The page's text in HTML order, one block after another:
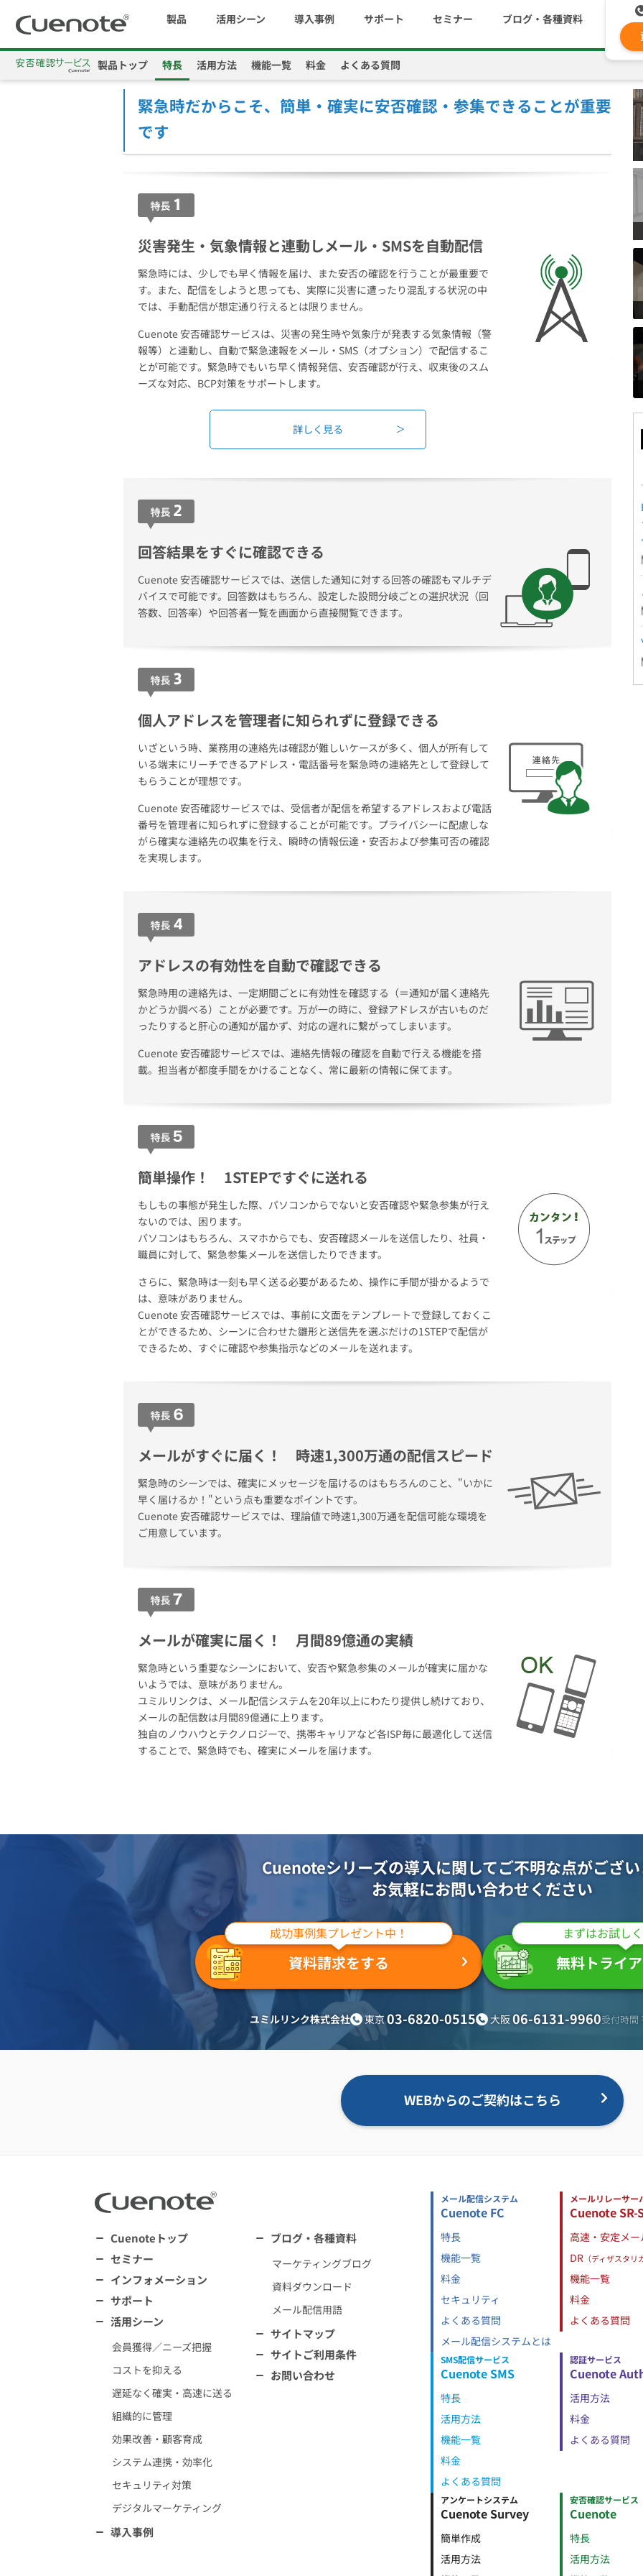
製品
SMS配信サービス
活用シーン
会員獲得／ニーズ把握 コストを抑える 遅延なく確実・高速に送る
効果改善・顧客育成
導入事例 サポート セミナー ブログ・各種資料
マーケティングブログ 資料ダウンロード
製品トップ
特長 活用方法 機能一覧 料金 よくある質問
Cuenote 安否確認サービス 特長
緊急時だからこそ、簡単・確実に安否確認・参集できることが重要
です
災害発生・気象情報と連動しメール・SMSを自動配信
緊急時には、少しでも早く情報を届け、また安否の確認を行うことが最重要で
す。また、配信をしようと思っても、実際に災害に遭ったり混乱する状況の中
では、手動配信が想定通り行えるとは限りません。
Cuenote 安否確認サービスは、災害の発生時や気象庁が発表する気象情報（警
報等）と連動し、自動で緊急速報をメール・SMS（オプション）で配信するこ
とが可能です。緊急時でもいち早く情報発信、安否確認が行え、収束後のスム
ーズな対応、BCP対策をサポートします。
詳しく見る
回答結果をすぐに確認できる
Cuenote 安否確認サービスでは、送信した通知に対する回答の確認もマルチデ
バイスで可能です。回答数はもちろん、設定した設問分岐ごとの選択状況（回
答数、回答率）や回答者一覧を画面から直接閲覧できます。
個人アドレスを管理者に知られずに登録できる
いざという時、業務用の連絡先は確認が難しいケースが多く、個人が所有して
いる端末にリーチできるアドレス・電話番号を緊急時の連絡先として登録して
もらうことが理想です。
Cuenote 安否確認サービスでは、受信者が配信を希望するアドレスおよび電話
番号を管理者に知られずに登録することが可能です。プライバシーに配慮しな
がら確実な連絡先の収集を行え、瞬時の情報伝達・安否および参集可否の確認
を実現します。
アドレスの有効性を自動で確認できる
緊急時用の連絡先は、一定期間ごとに有効性を確認する（＝通知が届く連絡先
かどうか調べる）ことが必要です。万が一の時に、登録アドレスが古いものだ
ったりすると肝心の通知が届かず、対応の遅れに繋がってしまいます。
Cuenote 安否確認サービスでは、連絡先情報の確認を自動で行える機能を搭
載。担当者が都度手間をかけることなく、常に最新の情報に保てます。
簡単操作！ 1STEPですぐに送れる
もしもの事態が発生した際、パソコンからでないと安否確認や緊急参集が行え
ないのでは、困ります。
パソコンはもちろん、スマホからでも、安否確認メールを送信したり、社員・
職員に対して、緊急参集メールを送信したりできます。
さらに、緊急時は一刻も早く送る必要があるため、操作に手間が掛かるようで
は、意味がありません。
Cuenote 安否確認サービスでは、事前に文面をテンプレートで登録しておくこ
とができるため、シーンに合わせた雛形と送信先を選ぶだけの1STEPで配信が
できるため、すぐに確認や参集指示などのメールを送れます。
メールがすぐに届く！ 時速1,300万通の配信スピード
緊急時のシーンでは、確実にメッセージを届けるのはもちろんのこと、"いかに
早く届けるか！"という点も重要なポイントです。
Cuenote 安否確認サービスでは、理論値で時速1,300万通を配信可能な環境を
ご用意しています。
メールが確実に届く！ 月間89億通の実績
緊急時という重要なシーンにおいて、安否や緊急参集のメールが確実に届かな
いようでは、意味がありません。
ユミルリンクは、メール配信システムを20年以上にわたり提供し続けており、
メールの配信数は月間89億通に上ります。
独自のノウハウとテクノロジーで、携帯キャリアなど各ISP毎に最適化して送信
することで、緊急時でも、確実にメールを届けます。
Cuenoteシリーズの導入に関してご不明な点がござ
お気軽にお問い合わせください
成功事例集プレゼント中！
資料請求をする
まずはお試し
無料トライ
ユミルリンク株式会社 東京03-6820-0515 大阪06-6131-9960受付時間
WEBからのご契約はこちら
Cuenoteトップ
セミナー
インフォメーション
サポート
活用シーン
会員獲得／ニーズ把握
コストを抑える
遅延なく確実・高速に送る
組織的に管理
効果改善・顧客育成
システム連携・効率化
セキュリティ対策
デジタルマーケティング
導入事例
ブログ・各種資料
マーケティングブログ
資料ダウンロード
メール配信用語
サイトマップ
サイトご利用条件
お問い合わせ
メール配信システム
Cuenote FC
特長
機能一覧
料金
セキュリティ
よくある質問
メール配信システムとは
メールリレーサー
Cuenote SR-
高速・安定メ
DR （ディザスタリ
機能一覧
料金
よくある質問
SMS配信サービス
Cuenote SMS
特長
活用方法
機能一覧
料金
よくある質問
認証サービス
Cuenote
活用方法
料金
よくある質問
アンケートシステム
Cuenote Survey
簡単作成
活用方法
安否確認サービス
Cuenote
特長
活用方法